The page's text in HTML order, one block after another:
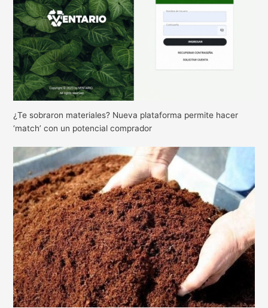
¿Te sobraron materiales? Nueva plataforma permite hacer
‘match’ con un potencial comprador